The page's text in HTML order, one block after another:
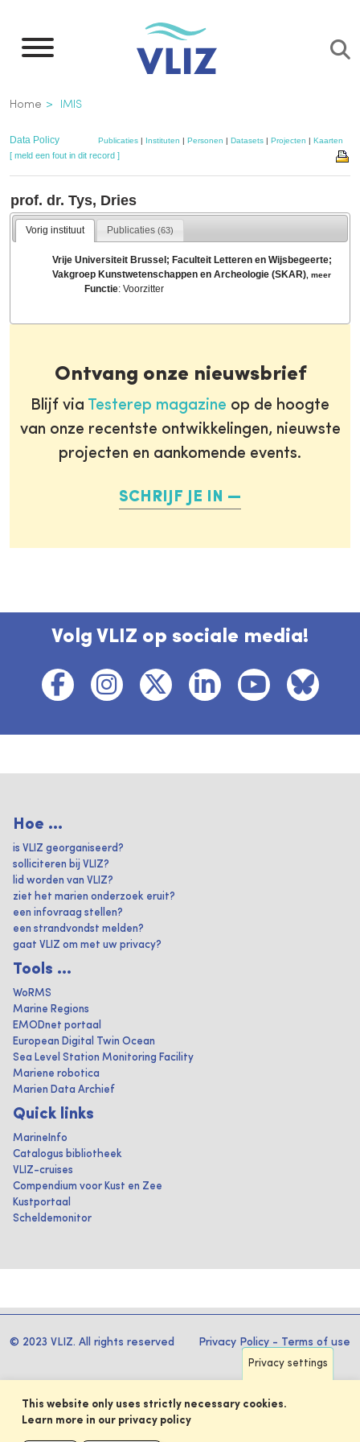
naar
inhoud
gaan
Kruimelpad
Home IMIS
Data Policy Publicaties| Instituten | Personen | Datasets| Projecten | Kaarten
[ meld een fout in dit record ]
prof. dr. Tys, Dries
Vorig instituut Publicaties(63)
Vrije Universiteit Brussel; Faculteit Letteren en Wijsbegeerte;
Vakgroep Kunstwetenschappen en Archeologie (SKAR) ,meer
Functie: Voorzitter
Ontvang onze nieuwsbrief
Blijf via Testerep magazine op de hoogte
van onze recentste ontwikkelingen, nieuwste
projecten en aankomende events.
SCHRIJF JE IN
Volg VLIZ op sociale media!
Hoe ...
is VLIZ georganiseerd?
solliciteren bij VLIZ?
lid worden van VLIZ?
ziet het marien onderzoek eruit?
een infovraag stellen?
een strandvondst melden?
gaat VLIZ om met uw privacy?
Tools ...
WoRMS
Marine Regions
EMODnet portaal
European Digital Twin Ocean
Sea Level Station Monitoring Facility
Mariene robotica
Marien Data Archief
Quick links
MarineInfo
Catalogus bibliotheek
VLIZ-cruises
Compendium voor Kust en Zee
Kustportaal
Scheldemonitor
© 2023 VLIZ. All rights reserved Privacy Policy - Terms of use
Privacy settings
This website only uses strictly necessary cookies.
Learn more in our privacy policy